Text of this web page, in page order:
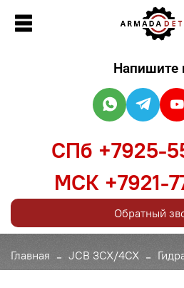
Главная JCB 3CX/4CX
Напишите
СПб +7925-
МСК +7921-
Обратный